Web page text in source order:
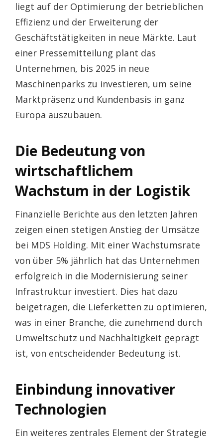
liegt auf der Optimierung der betrieblichen
Effizienz und der Erweiterung der
Geschäftstätigkeiten in neue Märkte. Laut
einer Pressemitteilung plant das
Unternehmen, bis 2025 in neue
Maschinenparks zu investieren, um seine
Marktpräsenz und Kundenbasis in ganz
Europa auszubauen.
Die Bedeutung von
wirtschaftlichem
Wachstum in der Logistik
Finanzielle Berichte aus den letzten Jahren
zeigen einen stetigen Anstieg der Umsätze
bei MDS Holding. Mit einer Wachstumsrate
von über 5% jährlich hat das Unternehmen
erfolgreich in die Modernisierung seiner
Infrastruktur investiert. Dies hat dazu
beigetragen, die Lieferketten zu optimieren,
was in einer Branche, die zunehmend durch
Umweltschutz und Nachhaltigkeit geprägt
ist, von entscheidender Bedeutung ist.
Einbindung innovativer
Technologien
Ein weiteres zentrales Element der Strategie